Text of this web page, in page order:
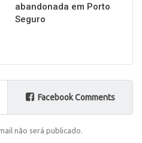
abandonada em Porto
Seguro
Facebook Comments
não será publicado.